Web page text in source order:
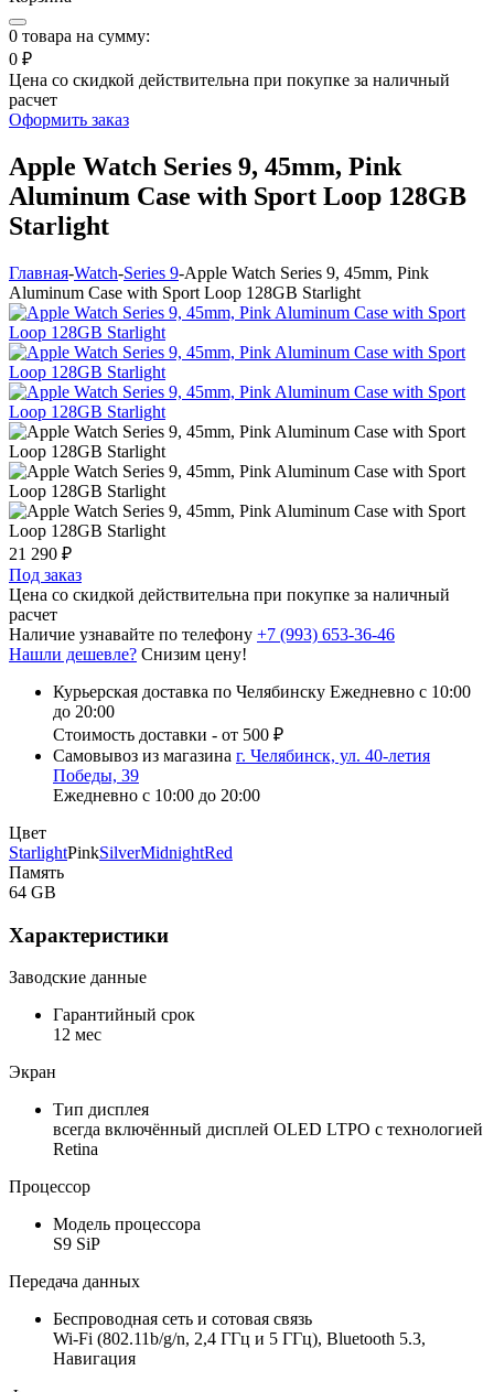
0 товара на сумму:
0 ₽
Цена со скидкой действительна при покупке за наличный
расчет
Оформить заказ
Apple Watch Series 9, 45mm, Pink
Aluminum Case with Sport Loop 128GB
Starlight
Главная-Watch-Series 9-Apple Watch Series 9, 45mm, Pink
Aluminum Case with Sport Loop 128GB Starlight
21 290 ₽
Под заказ
Цена со скидкой действительна при покупке за наличный
расчет
Наличие узнавайте по телефону +7 (993) 653-36-46
Нашли дешевле? Снизим цену!
Курьерская доставка по Челябинску Ежедневно с 10:00
до 20:00
Стоимость доставки - от 500 ₽
Самовывоз из магазина г. Челябинск, ул. 40-летия
Победы, 39
Ежедневно с 10:00 до 20:00
Цвет
StarlightPinkSilverMidnightRed
Память
64 GB
Характеристики
Заводские данные
Гарантийный срок
12 мес
Экран
Тип дисплея
всегда включённый дисплей OLED LTPO с технологией
Retina
Процессор
Модель процессора
S9 SiP
Передача данных
Беспроводная сеть и сотовая связь
Wi-Fi (802.11b/g/n, 2,4 ГГц и 5 ГГц), Bluetooth 5.3,
Навигация